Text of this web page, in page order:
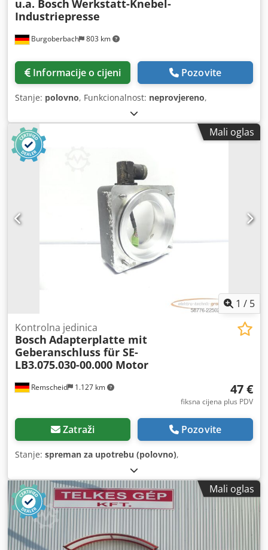
Burgoberbach 803 km
u.a. Bosch Werkstatt-Knebel-
Industriepresse
Informacije o cijeni Pozovite
Stanje: polovno, Funkcionalnost: neprovjereno,
Mali oglas
1 / 5
Remscheid 1.127 km
Kontrolna jedinica
Bosch Adapterplatte mit
Geberanschluss für SE-
LB3.075.030-00.000 Motor
47 €
fiksna cijena plus PDV
Zatraži Pozovite
Stanje: spreman za upotrebu (polovno),
Mali oglas